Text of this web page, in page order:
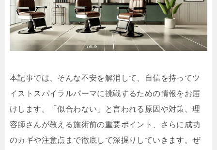
本記事では、そんな不安を解消して、自信を持ってツ
イストスパイラルパーマに挑戦するための情報をお届
けします。「似合わない」と言われる原因や対策、理
容師さんが教える施術前の重要ポイント、さらに成功
のカギや注意点まで徹底して深掘りしていきます。ぜ